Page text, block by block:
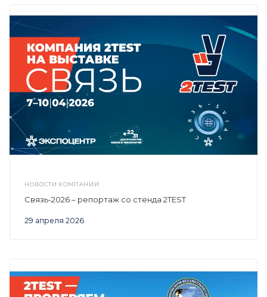
НОВОСТИ КОМПАНИИ
29 апреля 2026
Связь-2026 – репортаж со стенда 2TEST